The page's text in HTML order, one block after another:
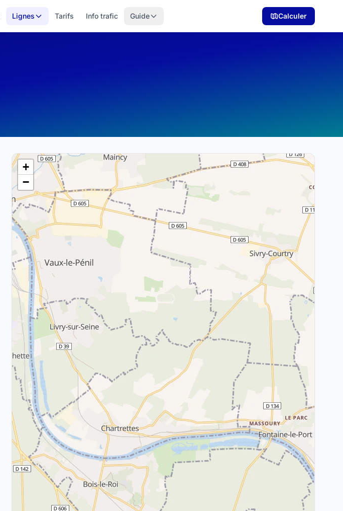
Lignes Tarifs Info trafic Guide Calculer
+
−